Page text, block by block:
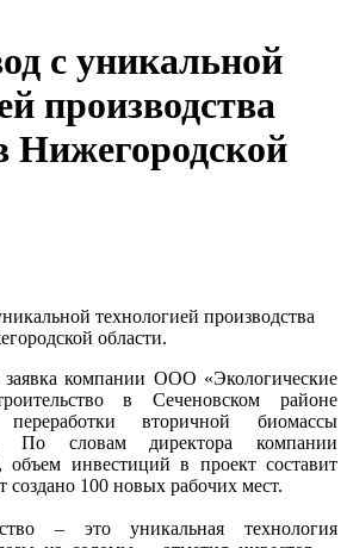
с уникальной
производства
Нижегородской
технологией производства
области.
компании ООО «Экологические
в Сеченовском районе
вторичной биомассы
По словам директора компании
объем инвестиций в проект составит
создано 100 новых рабочих мест.
– это уникальная технология